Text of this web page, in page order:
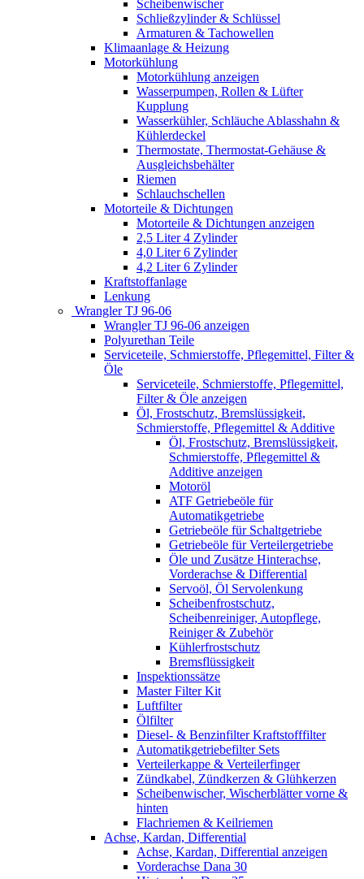
Scheibenwischer
Schließzylinder & Schlüssel
Armaturen & Tachowellen
Klimaanlage & Heizung
Motorkühlung
Motorkühlung anzeigen
Wasserpumpen, Rollen & Lüfter
Kupplung
Wasserkühler, Schläuche Ablasshahn &
Kühlerdeckel
Thermostate, Thermostat-Gehäuse &
Ausgleichsbehälter
Riemen
Schlauchschellen
Motorteile & Dichtungen
Motorteile & Dichtungen anzeigen
2,5 Liter 4 Zylinder
4,0 Liter 6 Zylinder
4,2 Liter 6 Zylinder
Kraftstoffanlage
Lenkung
Wrangler TJ 96-06
Wrangler TJ 96-06 anzeigen
Polyurethan Teile
Serviceteile, Schmierstoffe, Pflegemittel, Filter &
Öle
Serviceteile, Schmierstoffe, Pflegemittel,
Filter & Öle anzeigen
Öl, Frostschutz, Bremslüssigkeit,
Schmierstoffe, Pflegemittel & Additive
Öl, Frostschutz, Bremslüssigkeit,
Schmierstoffe, Pflegemittel &
Additive anzeigen
Motoröl
ATF Getriebeöle für
Automatikgetriebe
Getriebeöle für Schaltgetriebe
Getriebeöle für Verteilergetriebe
Öle und Zusätze Hinterachse,
Vorderachse & Differential
Servoöl, Öl Servolenkung
Scheibenfrostschutz,
Scheibenreiniger, Autopflege,
Reiniger & Zubehör
Kühlerfrostschutz
Bremsflüssigkeit
Inspektionssätze
Master Filter Kit
Luftfilter
Ölfilter
Diesel- & Benzinfilter Kraftstofffilter
Automatikgetriebefilter Sets
Verteilerkappe & Verteilerfinger
Zündkabel, Zündkerzen & Glühkerzen
Scheibenwischer, Wischerblätter vorne &
hinten
Flachriemen & Keilriemen
Achse, Kardan, Differential
Achse, Kardan, Differential anzeigen
Vorderachse Dana 30